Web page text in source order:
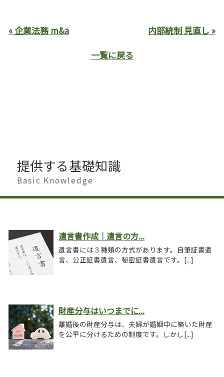
« 企業法務 m&a
内部統制 見直し »
一覧に戻る
提供する基礎知識
Basic Knowledge
遺言書作成｜遺言の方...
遺言書には３種類の方式があります。自筆証書遺
言、公正証書遺言、秘密証書遺言です。[...]
財産分与はいつまでに...
離婚後の財産分与は、夫婦が婚姻中に築いた財産
を公平に分けるための制度です。しかし[...]